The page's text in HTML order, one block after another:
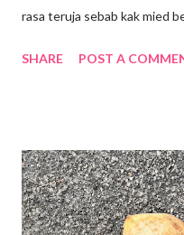
rasa teruja sebab kak mied
Terletak di tengah-tengah
masuk atau pintu gerbang
sebagai tinggalan sejarah
" Modern Simplicity" yang
SHARE POST A